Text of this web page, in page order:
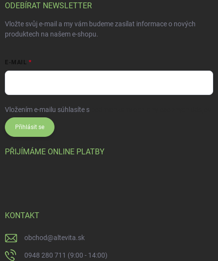
ODEBÍRAT NEWSLETTER
Vložte svůj e-mail a my vám budeme zasílat informace o nových
produktech na našem e-shopu.
E-MAIL
Vložením e-mailu súhlasíte s
Přihlásit se
PŘIJÍMÁME ONLINE PLATBY
KONTAKT
obchod@altevita.sk
0948 280 711 (9:00 - 14:00)